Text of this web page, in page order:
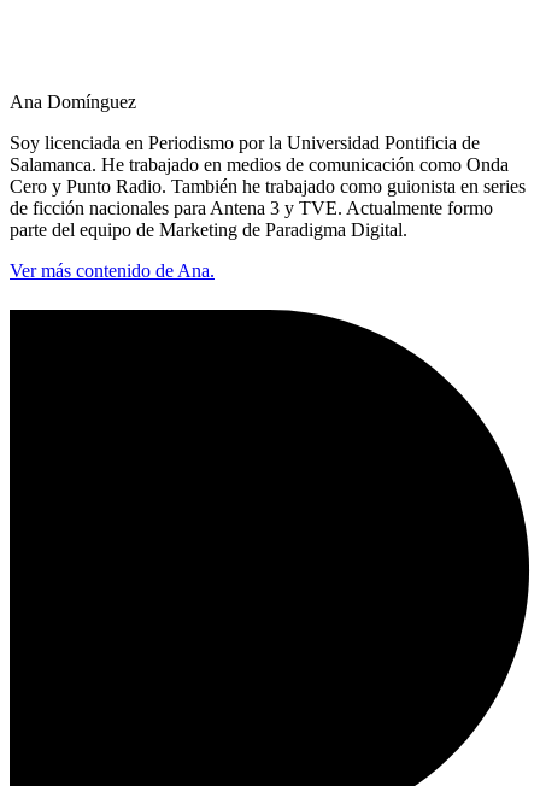
Ana Domínguez
Soy licenciada en Periodismo por la Universidad Pontificia de
Salamanca. He trabajado en medios de comunicación como Onda
Cero y Punto Radio. También he trabajado como guionista en series
de ficción nacionales para Antena 3 y TVE. Actualmente formo
parte del equipo de Marketing de Paradigma Digital.
Ver más contenido de Ana.